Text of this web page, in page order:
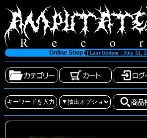
Online Shop [ Last Update : July 31,